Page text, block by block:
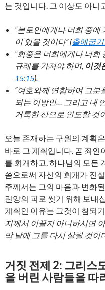
는 것입니다. 그 이상도 아니
“본토인에게나 너희 중
이 있을 것이다” (출애굽
“회중은 너희에게나 너
규례를 가져야 하며, 이것
15:15).
“여호와께 연합하여 그분
되는 이방인… 그리고 내
거룩한 산으로 인도할 것
오늘 존재하는 구원의 계획
바로 그 계획입니다. 곧 죄인
를 회개하고, 하나님의 모든
씀으로써 자신의 회개가 진
주께서는 그의 마음과 변화
린양의 피로 씻기 위해 보내
계획인 이유는 그것이 참되
지께서 이끌지 아니하시면
막 날에 그를 다시 살릴 것이
거짓 전제 2: 그리스
을 버린 사람들을 따